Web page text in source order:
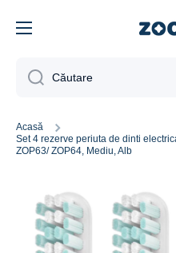
Sari la conținut
Căutare
Acasă
Set 4 rezerve periuta de dinti
ZOP63/ ZOP64, Mediu, Alb
Sari la informațiile despre